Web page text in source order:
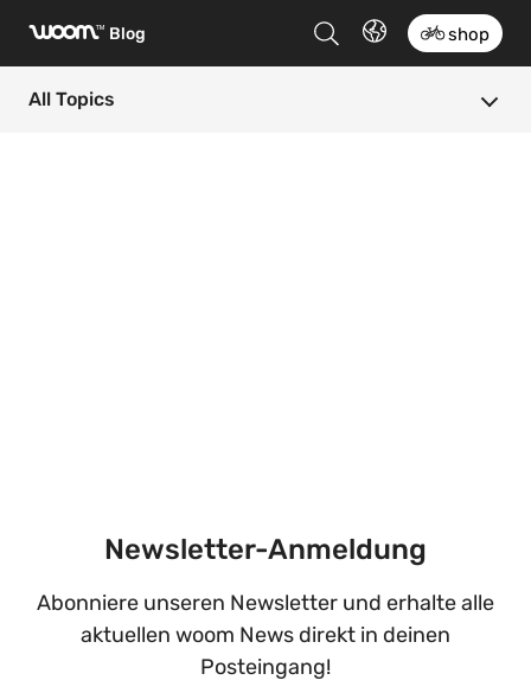
woom™ Blog shop
All Topics
Newsletter-Anmeldung
Abonniere unseren Newsletter und erhalte alle
aktuellen woom News direkt in deinen
Posteingang!